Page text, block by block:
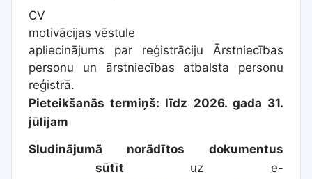
CV
motivācijas vēstule
apliecinājums par reģistrāciju Ārstniecības
personu un ārstniecības atbalsta personu
reģistrā.
Pieteikšanās termiņš: līdz 2026. gada 31.
jūlijam
Sludinājumā norādītos dokumentus
sūtīt uz e-